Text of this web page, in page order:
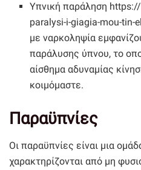
Υπνική παράληση
paralysi-i-giagia-mou-tin-
με ναρκοληψία
παράλυσης ύπνου, το
αίσθημα αδυναμίας
κοιμόμαστε.
Παραϋπνίες
Οι παραϋπνίες είναι μια
χαρακτηρίζονται από μη